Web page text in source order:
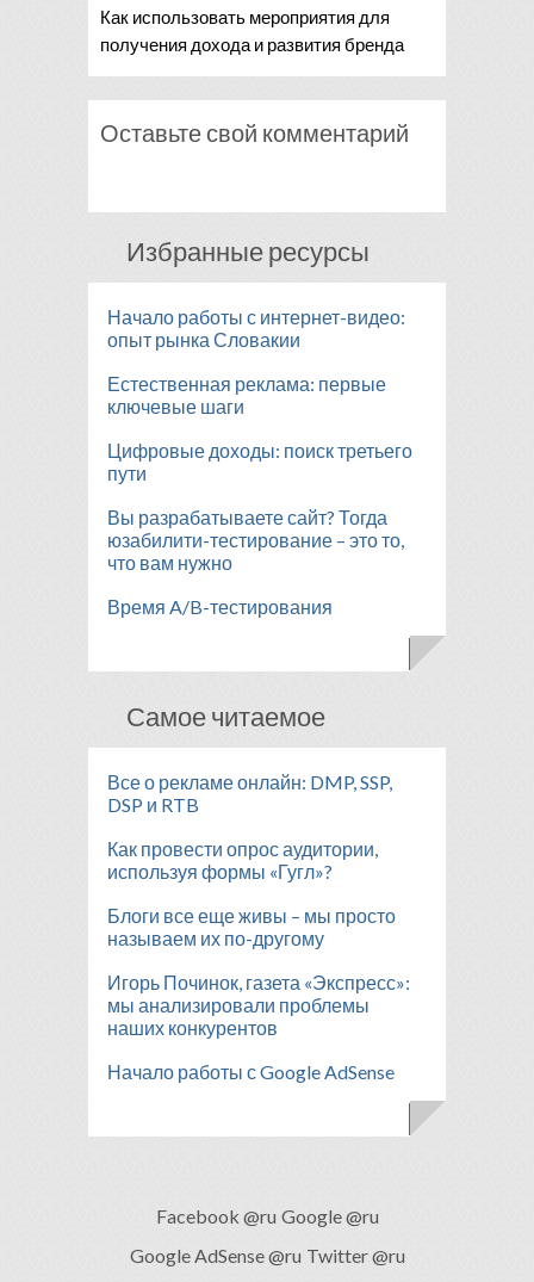
Как использовать мероприятия для
получения дохода и развития бренда
Оставьте свой комментарий
Избранные ресурсы
Начало работы с интернет-видео:
опыт рынка Словакии
Естественная реклама: первые
ключевые шаги
Цифровые доходы: поиск третьего
пути
Вы разрабатываете сайт? Тогда
юзабилити-тестирование – это то,
что вам нужно
Время A/B-тестирования
Самое читаемое
Все о рекламе онлайн: DMP, SSP,
DSP и RTB
Как провести опрос аудитории,
используя формы «Гугл»?
Блоги все еще живы – мы просто
называем их по-другому
Игорь Починок, газета «Экспресс»:
мы анализировали проблемы
наших конкурентов
Начало работы с Google AdSense
Facebook @ru Google @ru
Google AdSense @ru Twitter @ru